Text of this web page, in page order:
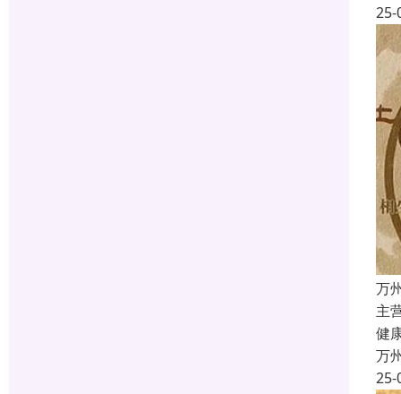
25-
万
主
健
万
25-